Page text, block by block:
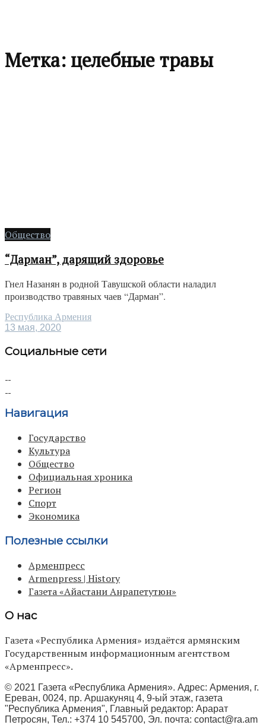
Метка: целебные травы
Общество
“Дарман”, дарящий здоровье
Гнел Назанян в родной Тавушской области наладил
производство травяных чаев “Дарман”.
Республика Армения
13 мая, 2020
Социальные сети
Навигация
Государство
Культура
Общество
Официальная хроника
Регион
Спорт
Экономика
Полезные ссылки
Арменпресс
Armenpress | History
Газета «Айастани Анрапетутюн»
О нас
Газета «Республика Армения» издаётся армянским
Государственным информационным агентством
«Арменпресс».
© 2021 Газета «Республика Армения». Адрес: Армения, г.
Ереван, 0024, пр. Аршакуняц 4, 9-ый этаж, газета
"Республика Армения", Главный редактор: Арарат
Петросян, Тел.: +374 10 545700, Эл. почта: contact@ra.am